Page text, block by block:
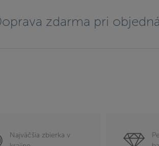
zdarma pri
Najväčšia zbierka v